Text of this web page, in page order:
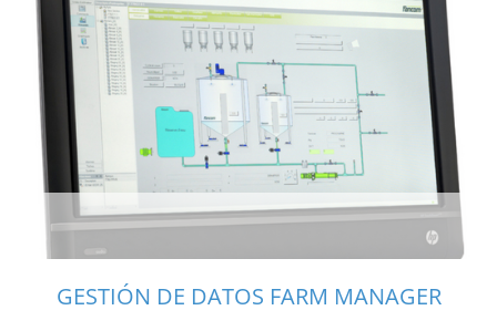
GESTIÓN DE DATOS FARM MANAGER